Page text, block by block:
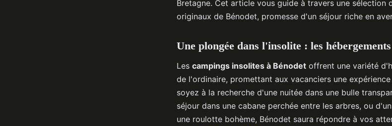
Bretagne. Cet article vous guide à travers une sélection
originaux de Bénodet, promesse d'un séjour riche en
Une plongée dans l'insolite : les
Les campings insolites à Bénodet offrent une variété
de l'ordinaire, promettant aux vacanciers une
soyez à la recherche d'une nuitée dans une bulle
séjour dans une cabane perchée entre les arbres, ou
une roulotte bohème, Bénodet saura répondre à vos